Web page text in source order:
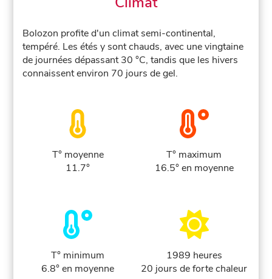
Bolozon profite d'un climat semi-continental,
tempéré. Les étés y sont chauds, avec une vingtaine
de journées dépassant 30 °C, tandis que les hivers
connaissent environ 70 jours de gel.
T° moyenne
11.7°
T° maximum
16.5° en moyenne
T° minimum
6.8° en moyenne
1989 heures
20 jours de forte chaleur